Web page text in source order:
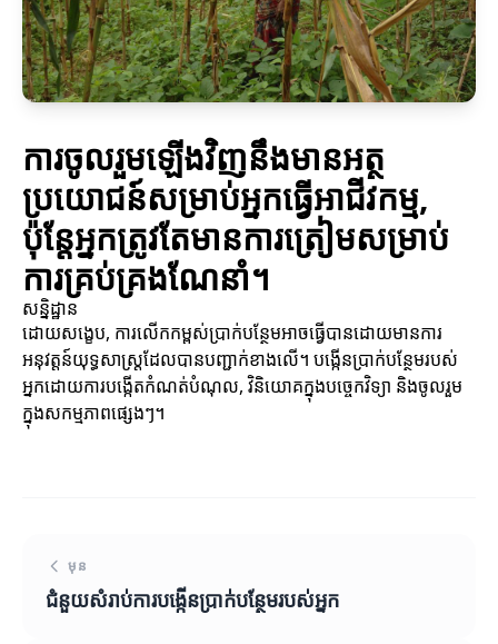
ការចូលរួមឡើងវិញនឹងមានអត្ថ
ប្រយោជន៍សម្រាប់អ្នកធ្វើអាជីវកម្ម,
ប៉ុន្តែអ្នកត្រូវតែមានការត្រៀមសម្រាប់
ការគ្រប់គ្រងណែនាំ។
សន្និដ្ឋាន
ដោយសង្ខេប, ការលើកកម្ពស់ប្រាក់បន្ថែមអាចធ្វើបានដោយមានការ
អនុវត្តន៍យុទ្ធសាស្ត្រដែលបានបញ្ជាក់ខាងលើ។ បង្កើនប្រាក់បន្ថែមរបស់
អ្នកដោយការបង្កើតកំណត់បំណុល, វិនិយោគក្នុងបច្ចេកវិទ្យា និងចូលរួម
ក្នុងសកម្មភាពផ្សេងៗ។
មុន
ជំនួយសំរាប់ការបង្កើនប្រាក់បន្ថែមរបស់អ្នក